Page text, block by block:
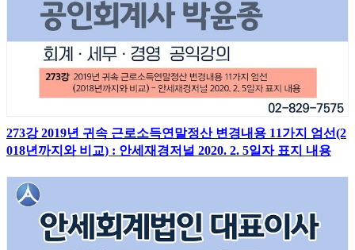
273강 2019년 귀속 근로소득연말정산 변경내용 11가지 엄선(2
018년까지와 비교) : 안세재경저널 2020. 2. 5일자 표지 내용